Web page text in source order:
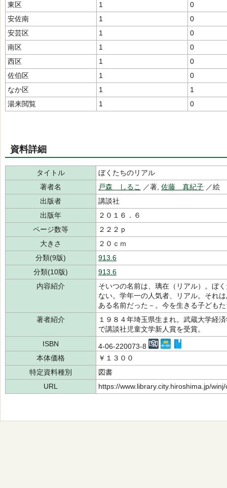
東区
1
0
安佐南
1
0
安芸区
1
0
南区
1
0
西区
1
0
佐伯区
1
0
なか区
1
1
湯来閲覧
1 0
資料詳細
タイトル
ぼくたちのリアル
著者名
戸森 しるこ ／著, 佐藤 真紀子 ／絵
出版者
講談社
出版年
２０１６．６
ページ数等
２２２ｐ
大きさ
２０ｃｍ
分類(9版)
913.6
分類(10版)
913.6
内容紹介
そいつの名前は、璃在（リアル）。ぼ
ない。学年一の人気者、リアル。それ
ある名前だった－。今を生きる子ども
著者紹介
１９８４年埼玉県生まれ。武蔵大学経
で講談社児童文学新人賞を受賞。
ISBN
4-06-220073-8
本体価格
￥１３００
特定資料種別
図書
URL
https://www.library.city.hiroshima.jp/